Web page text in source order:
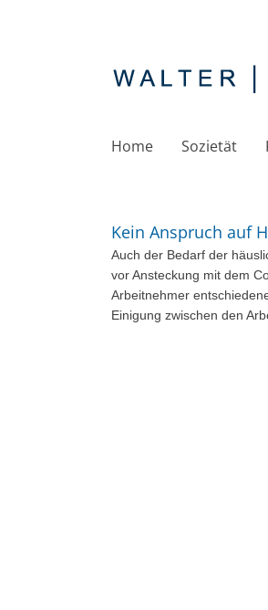
Home Sozietät
Kein Anspruch auf
Auch der Bedarf der
vor Ansteckung mit dem
Arbeitnehmer
Einigung zwischen den